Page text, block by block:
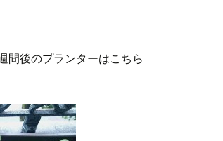
間後のプランターはこちら